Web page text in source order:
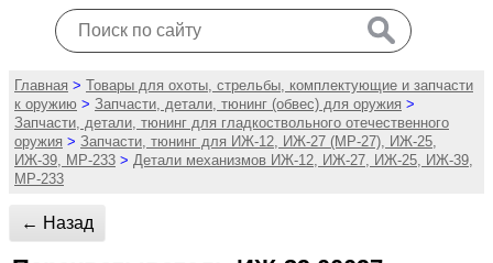
Главная > Товары для охоты, стрельбы, комплектующие и запчасти
к оружию > Запчасти, детали, тюнинг (обвес) для оружия >
Запчасти, детали, тюнинг для гладкоствольного отечественного
оружия > Запчасти, тюнинг для ИЖ-12, ИЖ-27 (МР-27), ИЖ-25,
ИЖ-39, МР-233 > Детали механизмов ИЖ-12, ИЖ-27, ИЖ-25, ИЖ-39,
МР-233
← Назад